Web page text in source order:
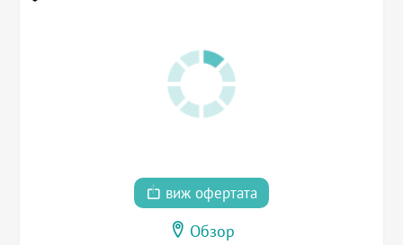
виж офертата
Обзор